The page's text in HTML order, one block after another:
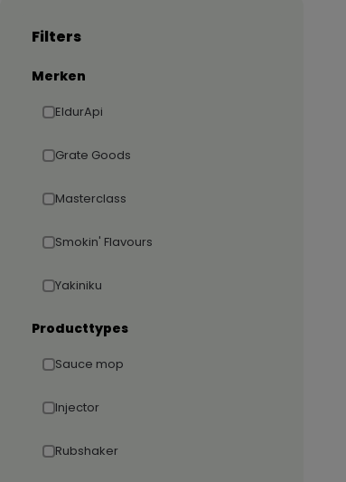
Filters
Merken
EldurApi
Grate Goods
Masterclass
Smokin' Flavours
Yakiniku
Producttypes
Sauce mop
Injector
Rubshaker